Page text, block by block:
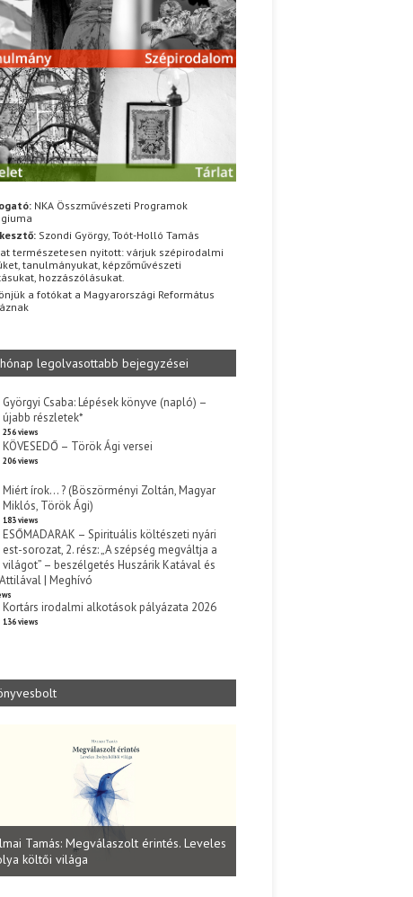
NKA Összművészeti Programok
Szondi György, Toót-Holló Tamás
természetesen nyitott: várjuk szépirodalmi
tanulmányukat, képzőművészeti
hozzászólásukat.
a fotókat a Magyarországi Református
legolvasottabb bejegyzései
Györgyi Csaba: Lépések könyve (napló) –
újabb részletek*
256 views
KÖVESEDŐ – Török Ági versei
206 views
Miért írok… ? (Böszörményi Zoltán, Magyar
Miklós, Török Ági)
183 views
ESŐMADARAK – Spirituális költészeti nyári
est-sorozat, 2. rész: „A szépség megváltja a
világot” – beszélgetés Huszárik Katával és
| Meghívó
Kortárs irodalmi alkotások pályázata 2026
136 views
Tamás: Megválaszolt érintés. Leveles
költői világa